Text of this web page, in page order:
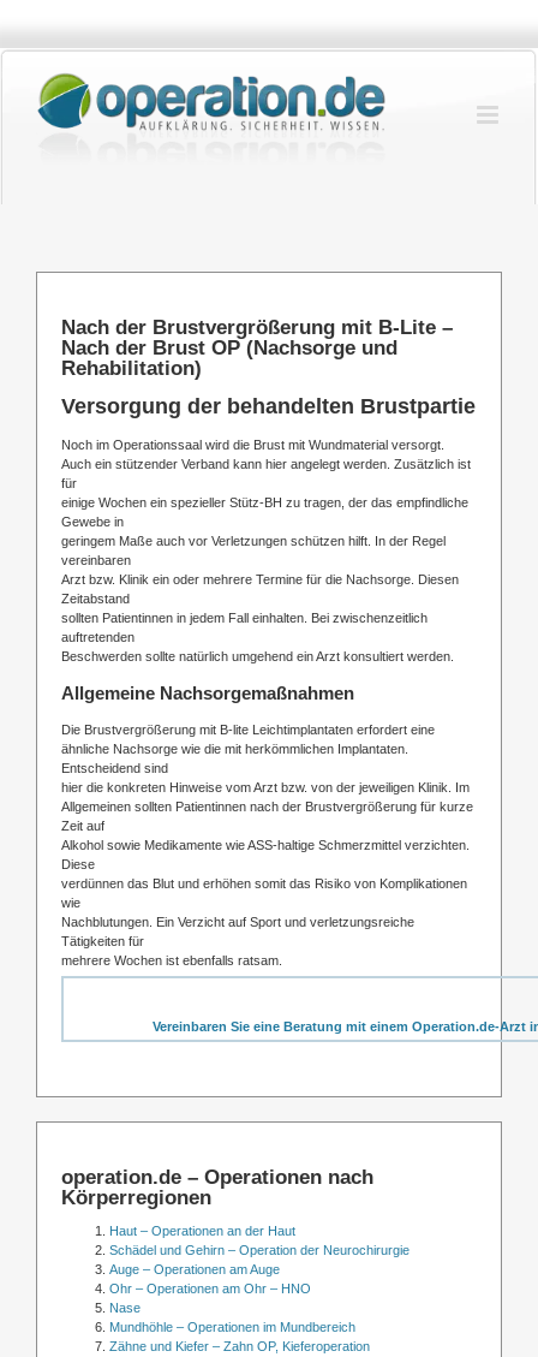
springen
Nach der Brustvergrößerung mit B-Lite –
Nach der Brust OP (Nachsorge und
Rehabilitation)
Versorgung der behandelten Brustpartie
Noch im Operationssaal wird die Brust mit Wundmaterial versorgt.
Auch ein stützender Verband kann hier angelegt werden. Zusätzlich ist
für
einige Wochen ein spezieller Stütz-BH zu tragen, der das empfindliche
Gewebe in
geringem Maße auch vor Verletzungen schützen hilft. In der Regel
vereinbaren
Arzt bzw. Klinik ein oder mehrere Termine für die Nachsorge. Diesen
Zeitabstand
sollten Patientinnen in jedem Fall einhalten. Bei zwischenzeitlich
auftretenden
Beschwerden sollte natürlich umgehend ein Arzt konsultiert werden.
Allgemeine Nachsorgemaßnahmen
Die Brustvergrößerung mit B-lite Leichtimplantaten erfordert eine
ähnliche Nachsorge wie die mit herkömmlichen Implantaten.
Entscheidend sind
hier die konkreten Hinweise vom Arzt bzw. von der jeweiligen Klinik. Im
Allgemeinen sollten Patientinnen nach der Brustvergrößerung für kurze
Zeit auf
Alkohol sowie Medikamente wie ASS-haltige Schmerzmittel verzichten.
Diese
verdünnen das Blut und erhöhen somit das Risiko von Komplikationen
wie
Nachblutungen. Ein Verzicht auf Sport und verletzungsreiche
Tätigkeiten für
mehrere Wochen ist ebenfalls ratsam.
Vereinbaren Sie eine Beratung mit einem Operation.de-Arzt
operation.de – Operationen nach
Körperregionen
Haut – Operationen an der Haut
Schädel und Gehirn – Operation der Neurochirurgie
Auge – Operationen am Auge
Ohr – Operationen am Ohr – HNO
Nase
Mundhöhle – Operationen im Mundbereich
Zähne und Kiefer – Zahn OP, Kieferoperation